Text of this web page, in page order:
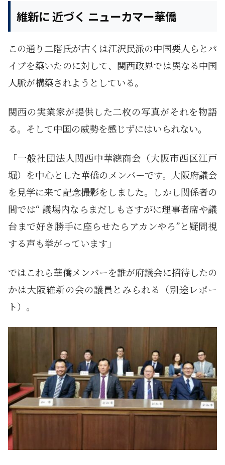
維新に 近づく ニューカマー華僑
この通り二階氏が古くは江沢民派の中国要人らとパ
イプを築いたのに対して、関西政界では異なる中国
人脈が構築されようとしている。
関西の実業家が提供した二枚の写真がそれを物語
る。そして中国の威勢を感じずにはいられない。
「一般社団法人関西中華總商会（大阪市西区江戸
堀）を中心とした華僑のメンバーです。大阪府議会
を見学に来て記念撮影をしました。しかし関係者の
間では“ 議場内ならまだしもさすがに理事者席や議
台まで好き勝手に座らせたらアカンやろ”と疑問視
する声も挙がっています」
ではこれら華僑メンバーを誰が府議会に招待したの
かは大阪維新の会の議員とみられる（別途レポー
ト）。